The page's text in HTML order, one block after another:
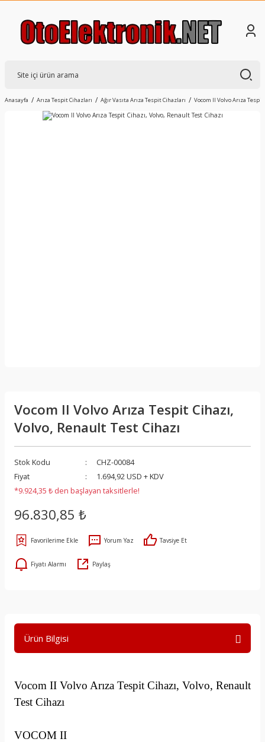
Anasayfa Arıza Tespit Cihazları Ağır Vasıta Arıza Tespit Cihazları Vocom II Volvo Arıza
Vocom II Volvo Arıza Tespit Cihazı,
Volvo, Renault Test Cihazı
Stok Kodu
CHZ-00084
Fiyat
1.694,92 USD + KDV
*9.924,35 ₺ den başlayan taksitlerle!
96.830,85 ₺
Yorum Yaz Tavsiye Et
Fiyatı Alarmı Paylaş
Ürün Bilgisi
Vocom II Volvo Arıza Tespit Cihazı, Volvo, Renault
Test Cihazı
VOCOM II